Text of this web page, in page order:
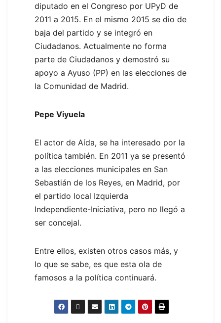
diputado en el Congreso por UPyD de
2011 a 2015. En el mismo 2015 se dio de
baja del partido y se integró en
Ciudadanos. Actualmente no forma
parte de Ciudadanos y demostró su
apoyo a Ayuso (PP) en las elecciones de
la Comunidad de Madrid.
Pepe Viyuela
El actor de Aída, se ha interesado por la
política también. En 2011 ya se presentó
a las elecciones municipales en San
Sebastián de los Reyes, en Madrid, por
el partido local Izquierda
Independiente-Iniciativa, pero no llegó a
ser concejal.
Entre ellos, existen otros casos más, y
lo que se sabe, es que esta ola de
famosos a la política continuará.